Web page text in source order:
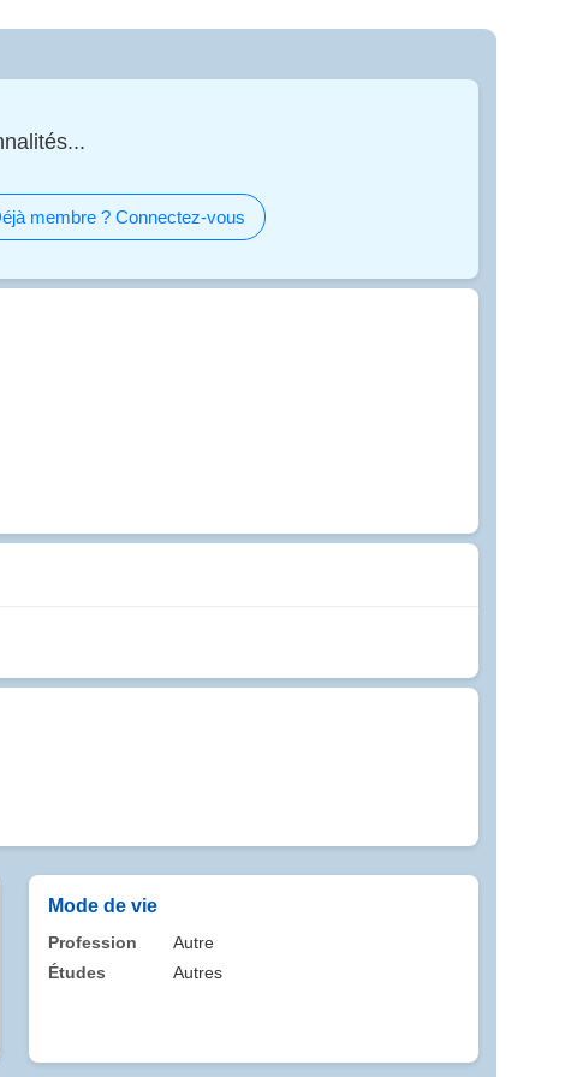
membre ? Connectez-vous
Mode de vie
Profession
Autre
Études
Autres